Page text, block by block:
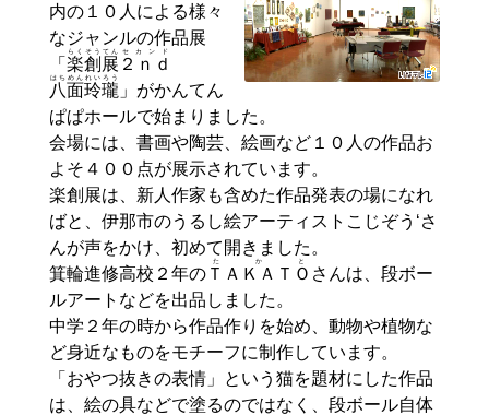
内の１０人による様々
なジャンルの作品展
「楽
らく
創展
そうてん
２ｎｄ
セカンド
八面玲瓏
はちめんれいろう
」がかんてん
ぱぱホールで始まりました。
会場には、書画や陶芸、絵画など１０人の作品お
よそ４００点が展示されています。
楽創展は、新人作家も含めた作品発表の場になれ
ばと、伊那市のうるし絵アーティストこじぞう‘さ
んが声をかけ、初めて開きました。
箕輪進修高校２年の ＴＡＫＡＴＯ
たかと
さんは、段ボー
ルアートなどを出品しました。
中学２年の時から作品作りを始め、動物や植物な
ど身近なものをモチーフに制作しています。
「おやつ抜きの表情」という猫を題材にした作品
は、絵の具などで塗るのではなく、段ボール自体